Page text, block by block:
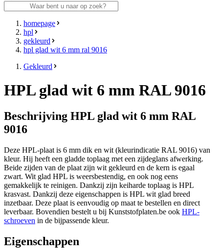
homepage
hpl
gekleurd
hpl glad wit 6 mm ral 9016
Gekleurd
HPL glad wit 6 mm RAL 9016
Beschrijving HPL glad wit 6 mm RAL
9016
Deze HPL-plaat is 6 mm dik en wit (kleurindicatie RAL 9016) van
kleur. Hij heeft een gladde toplaag met een zijdeglans afwerking.
Beide zijden van de plaat zijn wit gekleurd en de kern is egaal
zwart. Wit glad HPL is weersbestendig, en ook nog eens
gemakkelijk te reinigen. Dankzij zijn keiharde toplaag is HPL
krasvast. Dankzij deze eigenschappen is HPL wit glad breed
inzetbaar. Deze plaat is eenvoudig op maat te bestellen en direct
leverbaar. Bovendien bestelt u bij Kunststofplaten.be ook HPL-
schroeven in de bijpassende kleur.
Eigenschappen